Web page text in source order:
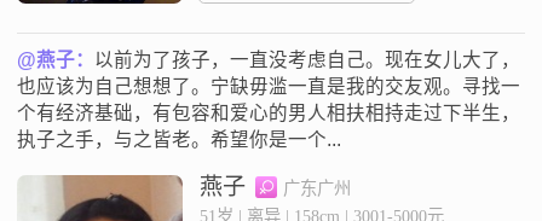
@燕子： 以前为了孩子，一直没考虑自己。现在女儿大了，
也应该为自己想想了。宁缺毋滥一直是我的交友观。寻找一
个有经济基础，有包容和爱心的男人相扶相持走过下半生，
执子之手，与之皆老。希望你是一个...
燕子
广东广州
51岁 | 离异 | 158cm | 3001-5000元